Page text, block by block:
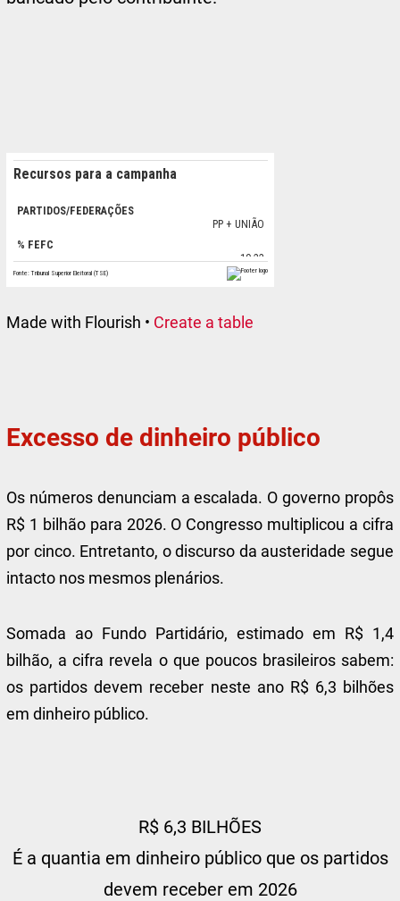
Made with Flourish • Create a table
Excesso de dinheiro público
Os números denunciam a escalada. O governo propôs
R$ 1 bilhão para 2026. O Congresso multiplicou a cifra
por cinco. Entretanto, o discurso da austeridade segue
intacto nos mesmos plenários.
Somada ao Fundo Partidário, estimado em R$ 1,4
bilhão, a cifra revela o que poucos brasileiros sabem:
os partidos devem receber neste ano R$ 6,3 bilhões
em dinheiro público.
R$ 6,3 BILHÕES
É a quantia em dinheiro público que os partidos
devem receber em 2026